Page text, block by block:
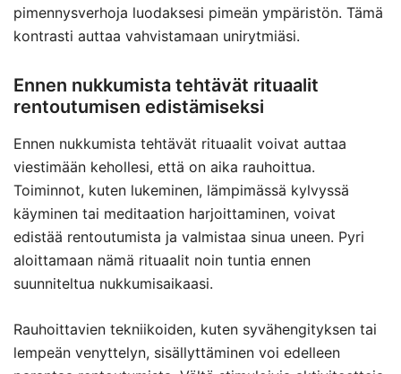
pimennysverhoja luodaksesi pimeän ympäristön. Tämä
kontrasti auttaa vahvistamaan unirytmiäsi.
Ennen nukkumista tehtävät rituaalit
rentoutumisen edistämiseksi
Ennen nukkumista tehtävät rituaalit voivat auttaa
viestimään kehollesi, että on aika rauhoittua.
Toiminnot, kuten lukeminen, lämpimässä kylvyssä
käyminen tai meditaation harjoittaminen, voivat
edistää rentoutumista ja valmistaa sinua uneen. Pyri
aloittamaan nämä rituaalit noin tuntia ennen
suunniteltua nukkumisaikaasi.
Rauhoittavien tekniikoiden, kuten syvähengityksen tai
lempeän venyttelyn, sisällyttäminen voi edelleen